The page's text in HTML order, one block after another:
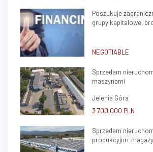
Poszukuje
grupy kapitalowe,
NEGOTIABLE
Sprzedam
maszynami
Jelenia Góra
3 700 000 PLN
Sprzedam
produkcyjno-